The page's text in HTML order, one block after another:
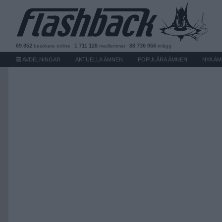
69 852 besökare online 1 711 128 medlemmar 88 736 956 inlägg
AVDELNINGAR AKTUELLA ÄMNEN POPULÄRA ÄMNEN NYA